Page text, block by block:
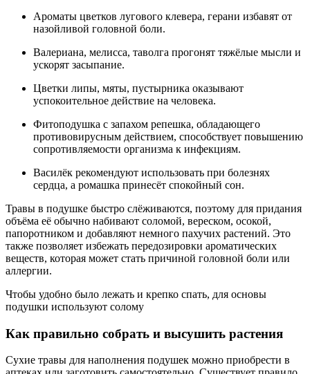
Ароматы цветков лугового клевера, герани избавят от
назойливой головной боли.
Валериана, мелисса, таволга прогонят тяжёлые мысли и
ускорят засыпание.
Цветки липы, мяты, пустырника оказывают
успокоительное действие на человека.
Фитоподушка с запахом репешка, обладающего
противовирусным действием, способствует повышению
сопротивляемости организма к инфекциям.
Василёк рекомендуют использовать при болезнях
сердца, а ромашка принесёт спокойный сон.
Травы в подушке быстро слёживаются, поэтому для придания
объёма её обычно набивают соломой, вереском, осокой,
папоротником и добавляют немного пахучих растений. Это
также позволяет избежать передозировки ароматических
веществ, которая может стать причиной головной боли или
аллергии.
Чтобы удобно было лежать и крепко спать, для основы
подушки используют солому
Как правильно собрать и высушить растения
Сухие травы для наполнения подушек можно приобрести в